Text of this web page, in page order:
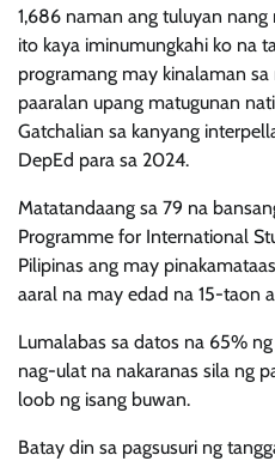
1,686 naman ang tuluyan
ito kaya iminumungkahi ko na
programang may kinalaman
paaralan upang matugunan
Gatchalian sa kanyang
DepEd para sa 2024.
Matatandaang sa 79 na
Programme for International
Pilipinas ang may
aaral na may edad na 15-taon
Lumalabas sa datos na 65%
nag-ulat na nakaranas sila ng
loob ng isang buwan.
Batay din sa pagsusuri ng